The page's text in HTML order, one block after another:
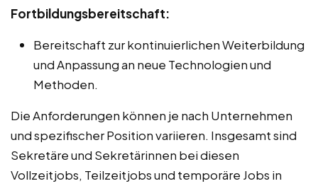
Fortbildungsbereitschaft:
Bereitschaft zur kontinuierlichen Weiterbildung
und Anpassung an neue Technologien und
Methoden.
Die Anforderungen können je nach Unternehmen
und spezifischer Position variieren. Insgesamt sind
Sekretäre und Sekretärinnen bei diesen
Vollzeitjobs, Teilzeitjobs und temporäre Jobs in